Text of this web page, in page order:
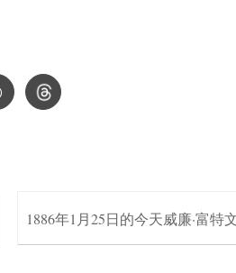
1886年1月25日的今天威廉·富特